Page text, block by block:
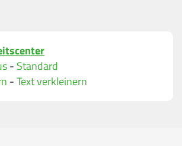
- Standard
-Text verkleinern
eine gültige E-Mail-Adresse ein.